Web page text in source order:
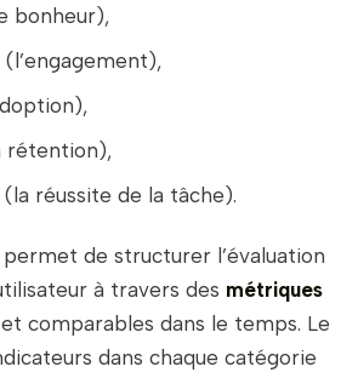
bonheur),
rétention),
(la réussite de la tâche).
permet de structurer l’évaluation
à travers des métriques
et comparables dans le temps. Le
dans chaque catégorie